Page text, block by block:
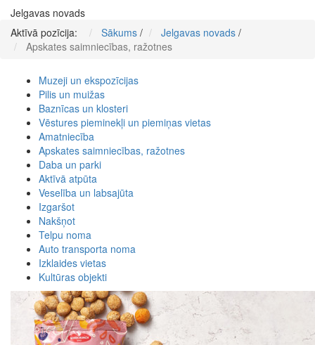
Jelgavas novads
Aktīvā pozīcija:
Sākums / Jelgavas novads /
Apskates saimniecības, ražotnes
Muzeji un ekspozīcijas
Pilis un muižas
Baznīcas un klosteri
Vēstures pieminekļi un piemiņas vietas
Amatniecība
Apskates saimniecības, ražotnes
Daba un parki
Aktīvā atpūta
Veselība un labsajūta
Izgaršot
Nakšņot
Telpu noma
Auto transporta noma
Izklaides vietas
Kultūras objekti